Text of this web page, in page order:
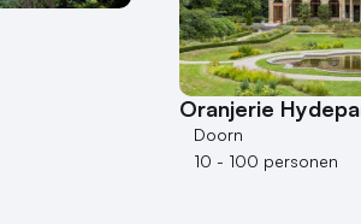
Oranjerie
Doorn
10 - 100 personen